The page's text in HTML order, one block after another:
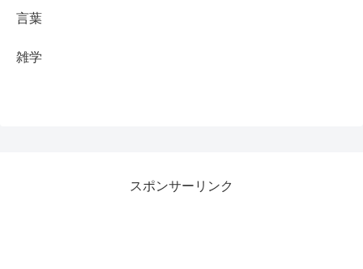
言葉
雑学
スポンサーリンク